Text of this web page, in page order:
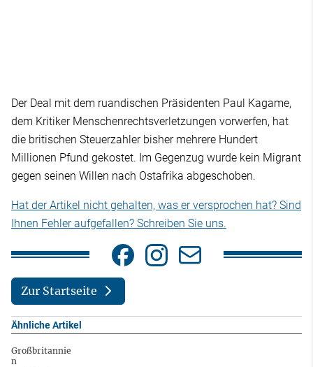
Der Deal mit dem ruandischen Präsidenten Paul Kagame,
dem Kritiker Menschenrechtsverletzungen vorwerfen, hat
die britischen Steuerzahler bisher mehrere Hundert
Millionen Pfund gekostet. Im Gegenzug wurde kein Migrant
gegen seinen Willen nach Ostafrika abgeschoben.
Hat der Artikel nicht gehalten, was er versprochen hat? Sind
Ihnen Fehler aufgefallen? Schreiben Sie uns.
Zur Startseite
Ähnliche Artikel
Großbritannie
n